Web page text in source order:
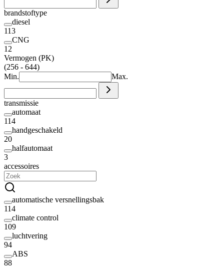
brandstoftype
diesel
113
CNG
12
Vermogen (PK)
(256 - 644)
Min.
Max.
transmissie
automaat
114
handgeschakeld
20
halfautomaat
3
accessoires
automatische versnellingsbak
114
climate control
109
luchtvering
94
ABS
88